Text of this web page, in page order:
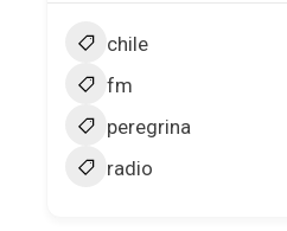
chile
fm
peregrina
radio